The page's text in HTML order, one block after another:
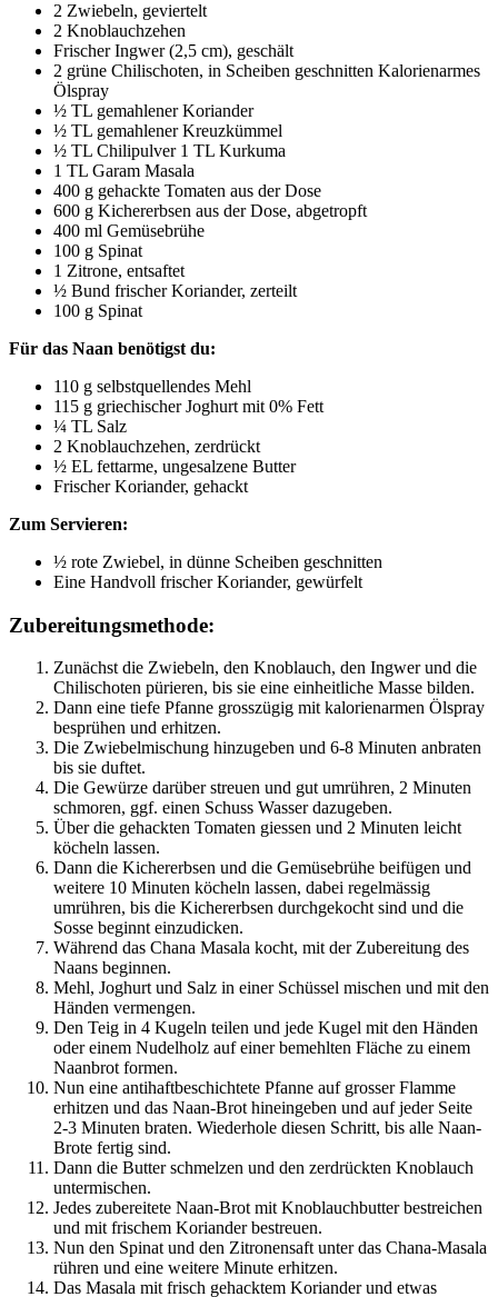
2 Zwiebeln, geviertelt
2 Knoblauchzehen
Frischer Ingwer (2,5 cm), geschält
2 grüne Chilischoten, in Scheiben geschnitten Kalorienarmes
Ölspray
½ TL gemahlener Koriander
½ TL gemahlener Kreuzkümmel
½ TL Chilipulver 1 TL Kurkuma
1 TL Garam Masala
400 g gehackte Tomaten aus der Dose
600 g Kichererbsen aus der Dose, abgetropft
400 ml Gemüsebrühe
100 g Spinat
1 Zitrone, entsaftet
½ Bund frischer Koriander, zerteilt
100 g Spinat
Für das Naan benötigst du:
110 g selbstquellendes Mehl
115 g griechischer Joghurt mit 0% Fett
¼ TL Salz
2 Knoblauchzehen, zerdrückt
½ EL fettarme, ungesalzene Butter
Frischer Koriander, gehackt
Zum Servieren:
½ rote Zwiebel, in dünne Scheiben geschnitten
Eine Handvoll frischer Koriander, gewürfelt
Zubereitungsmethode:
Zunächst die Zwiebeln, den Knoblauch, den Ingwer und die
Chilischoten pürieren, bis sie eine einheitliche Masse bilden.
Dann eine tiefe Pfanne grosszügig mit kalorienarmen Ölspray
besprühen und erhitzen.
Die Zwiebelmischung hinzugeben und 6-8 Minuten anbraten
bis sie duftet.
Die Gewürze darüber streuen und gut umrühren, 2 Minuten
schmoren, ggf. einen Schuss Wasser dazugeben.
Über die gehackten Tomaten giessen und 2 Minuten leicht
köcheln lassen.
Dann die Kichererbsen und die Gemüsebrühe beifügen und
weitere 10 Minuten köcheln lassen, dabei regelmässig
umrühren, bis die Kichererbsen durchgekocht sind und die
Sosse beginnt einzudicken.
Während das Chana Masala kocht, mit der Zubereitung des
Naans beginnen.
Mehl, Joghurt und Salz in einer Schüssel mischen und mit den
Händen vermengen.
Den Teig in 4 Kugeln teilen und jede Kugel mit den Händen
oder einem Nudelholz auf einer bemehlten Fläche zu einem
Naanbrot formen.
Nun eine antihaftbeschichtete Pfanne auf grosser Flamme
erhitzen und das Naan-Brot hineingeben und auf jeder Seite
2-3 Minuten braten. Wiederhole diesen Schritt, bis alle Naan-
Brote fertig sind.
Dann die Butter schmelzen und den zerdrückten Knoblauch
untermischen.
Jedes zubereitete Naan-Brot mit Knoblauchbutter bestreichen
und mit frischem Koriander bestreuen.
Nun den Spinat und den Zitronensaft unter das Chana-Masala
rühren und eine weitere Minute erhitzen.
Das Masala mit frisch gehacktem Koriander und etwas